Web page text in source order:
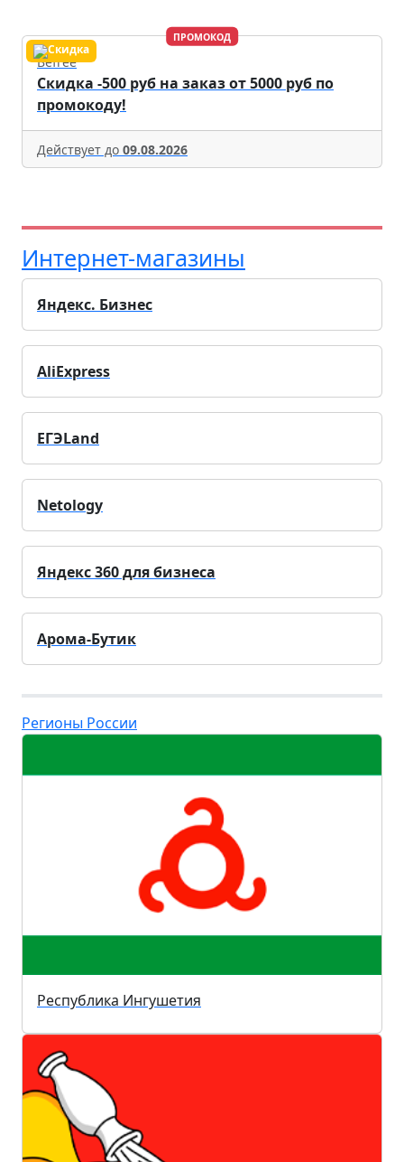
ПРОМОКОД
Befree
Скидка -500 руб на заказ от 5000 руб по
промокоду!
Действует до 09.08.2026
Интернет-магазины
Яндекс. Бизнес
AliExpress
ЕГЭLand
Netology
Яндекс 360 для бизнеса
Арома-Бутик
Регионы России
Республика Ингушетия